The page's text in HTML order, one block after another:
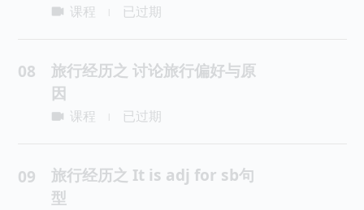
课程 已过期
08
旅行经历之 讨论旅行偏好与原
因
课程 已过期
09
旅行经历之 It is adj for sb句
型